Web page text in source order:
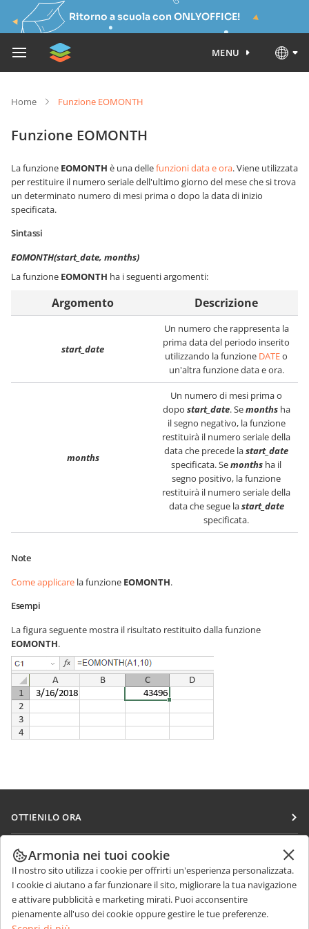
Ritorno a scuola con ONLYOFFICE!
MENU
Home Funzione EOMONTH
Funzione EOMONTH
La funzione EOMONTH è una dellefunzioni data e ora. Viene utilizzata
per restituire il numero seriale dell'ultimo giorno del mese che si trova
un determinato numero di mesi prima o dopo la data di inizio
specificata.
Sintassi
EOMONTH(start_date, months)
La funzione EOMONTH ha i seguenti argomenti:
Argomento Descrizione
start_date
Un numero che rappresenta la
prima data del periodo inserito
utilizzando la funzione DATEo
un'altra funzione data e ora.
months
Un numero di mesi prima o
dopo start_date. Semonthsha
il segno negativo, la funzione
restituirà il numero seriale della
data che precede lastart_date
specificata. Semonths ha il
segno positivo, la funzione
restituirà il numero seriale della
data che segue lastart_date
specificata.
Note
Come applicare la funzione EOMONTH.
Esempi
La figura seguente mostra il risultato restituito dalla funzione
EOMONTH.
OTTIENILO ORA
Docs
DocSpace
Workspace
Connettori
COLLABORA
Per i contributori
Per i traduttori
Per gli influencer
RICEVI NOTIZIE
Blog
RICEVI AIUTO
Armonia nei tuoi cookie
Il nostro sito utilizza i cookie per offrirti un'esperienza personalizzata.
I cookie ci aiutano a far funzionare il sito, migliorare la tua navigazione
e attivare pubblicità e marketing mirati. Puoi acconsentire
pienamente all'uso dei cookie oppure gestire le tue preferenze.